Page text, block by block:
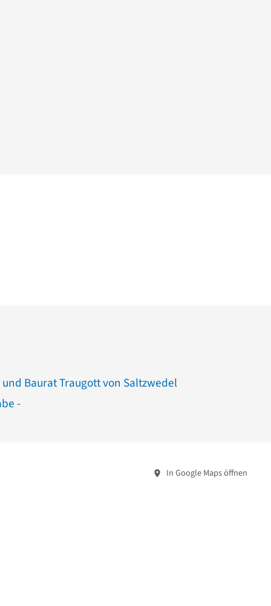
Baurat Traugott von Saltzwedel
-
In Google Maps öffnen